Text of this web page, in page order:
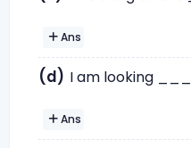
Ans
(d) I am looking
Ans